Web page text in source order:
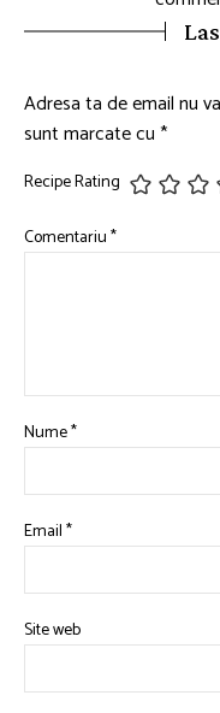
Adresa ta de email nu
sunt marcate cu*
Recipe Rating
Comentariu*
Nume*
Email*
Site web